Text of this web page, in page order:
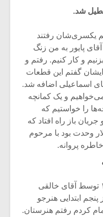
شد.
یکسری‌شان رفتند
پایور به من زنگ
و کار کنیم. رفتم و
ایشان گفتم این قطعات
اسماعیلی اضافه شد.
و یک کمانچه
را خواستیم که
باز راه افتاد که
وحدت بود با مرحوم
پروانه.
هنرستان موسیقی در سال ۱۳۲۸ توسط آقای خالقی
ابتدایی هنرجو
کردم رفتم هنرستان.